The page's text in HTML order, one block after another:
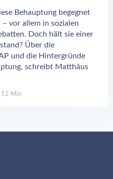
Behauptung begegnet
vor allem in sozialen
Doch hält sie einer
Über die
und die Hintergründe
schreibt Matthäus
12 Min